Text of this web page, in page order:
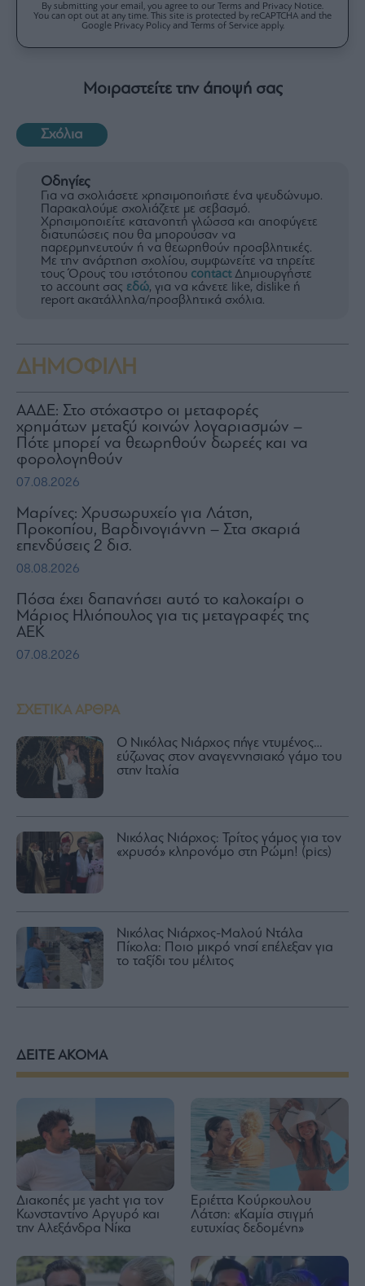
ΣΧΕΤΙΚΑ ΑΡΘΡΑ
Ο Νικόλας Νιάρχος πήγε ντυμένος…
εύζωνας στον αναγεννησιακό γάμο του
στην Ιταλία
Νικόλας Νιάρχος: Τρίτος γάμος για τον
«χρυσό» κληρονόμο στη Ρώμη! (pics)
Νικόλας Νιάρχος-Μαλού Ντάλα
Πίκολα: Ποιο μικρό νησί επέλεξαν για
το ταξίδι του μέλιτος
By submitting your email, you agree to our Terms and Privacy Notice.
You can opt out at any time. This site is protected by reCAPTCHA and the
Google Privacy Policy and Terms of Service apply.
Μοιραστείτε την άποψή σας
Σχόλια
Οδηγίες
Για να σχολιάσετε χρησιμοποιήστε ένα ψευδώνυμο.
Παρακαλούμε σχολιάζετε με σεβασμό.
Χρησιμοποιείτε κατανοητή γλώσσα και αποφύγετε
διατυπώσεις που θα μπορούσαν να
παρερμηνευτούν ή να θεωρηθούν προσβλητικές.
Με την ανάρτηση σχολίου, συμφωνείτε να τηρείτε
τους Όρους του ιστότοπου contactΔημιουργήστε
το account σας εδώ, για να κάνετε like, dislike ή
report ακατάλληλα/προσβλητικά σχόλια.
ΔΗΜΟΦΙΛΗ
ΑΑΔΕ: Στο στόχαστρο οι μεταφορές
χρημάτων μεταξύ κοινών λογαριασμών –
Πότε μπορεί να θεωρηθούν δωρεές και να
φορολογηθούν
07.08.2026
Μαρίνες: Χρυσωρυχείο για Λάτση,
Προκοπίου, Βαρδινογιάννη – Στα σκαριά
επενδύσεις 2 δισ.
08.08.2026
Πόσα έχει δαπανήσει αυτό το καλοκαίρι ο
Μάριος Ηλιόπουλος για τις μεταγραφές της
ΑΕΚ
07.08.2026
ΔΕΙΤΕ ΑΚΟΜΑ
Διακοπές με yacht για τον
Κωνσταντίνο Αργυρό και
την Αλεξάνδρα Νίκα
Εριέττα Κούρκουλου
Λάτση: «Καμία στιγμή
ευτυχίας δεδομένη»